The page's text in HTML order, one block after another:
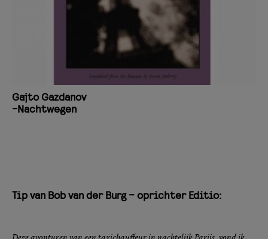
Gajto Gazdanov
-Nachtwegen
Tip van Bob van der Burg – oprichter Editio: